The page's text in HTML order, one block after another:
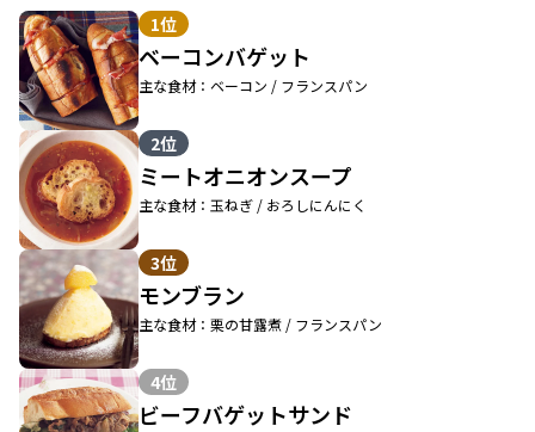
1位
ベーコンバゲット
主な食材：ベーコン / フランスパン
2位
ミートオニオンスープ
主な食材：玉ねぎ / おろしにんにく
3位
モンブラン
主な食材：栗の甘露煮 / フランスパン
4位
ビーフバゲットサンド